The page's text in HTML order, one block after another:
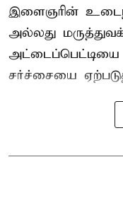
இளைஞரின்
அல்லது
சர்ச்சையை